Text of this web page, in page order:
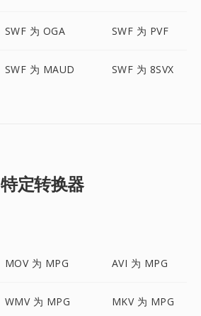
SWF 为 OGA SWF 为 PVF
SWF 为 MAUD SWF 为 8SVX
特定转换器
MOV 为 MPG AVI 为 MPG
WMV 为 MPG MKV 为 MPG